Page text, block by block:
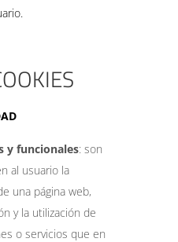
y funcionales: son
al usuario la
una página web,
y la utilización de
o servicios que en